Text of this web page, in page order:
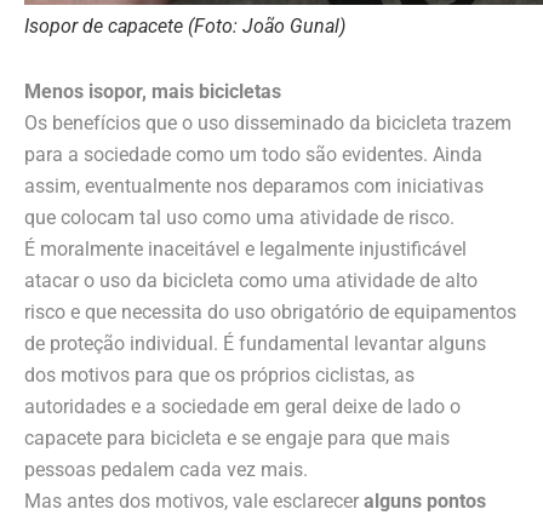
Isopor de capacete (Foto: João Gunal)
Menos isopor, mais bicicletas
Os benefícios que o uso disseminado da bicicleta trazem
para a sociedade como um todo são evidentes. Ainda
assim, eventualmente nos deparamos com iniciativas
que colocam tal uso como uma atividade de risco.
É moralmente inaceitável e legalmente injustificável
atacar o uso da bicicleta como uma atividade de alto
risco e que necessita do uso obrigatório de equipamentos
de proteção individual. É fundamental levantar alguns
dos motivos para que os próprios ciclistas, as
autoridades e a sociedade em geral deixe de lado o
capacete para bicicleta e se engaje para que mais
pessoas pedalem cada vez mais.
Mas antes dos motivos, vale esclarecer alguns pontos